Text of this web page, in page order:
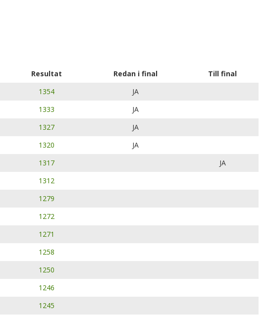
Resultat Redan i final
Till final
1354
JA
1333
JA
1327
JA
1320
JA
1317
JA
1312
1279
1272
1271
1258
1250
1246
1245